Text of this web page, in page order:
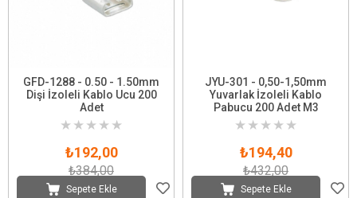
GFD-1288 - 0.50 - 1.50mm
Dişi İzoleli Kablo Ucu 200
Adet
★ ★ ★ ★ ★
₺192,00
₺384,00
Sepete Ekle
JYU-301 - 0,50-1,50mm
Yuvarlak İzoleli Kablo
Pabucu 200 Adet M3
★ ★ ★ ★ ★
₺194,40
₺432,00
Sepete Ekle